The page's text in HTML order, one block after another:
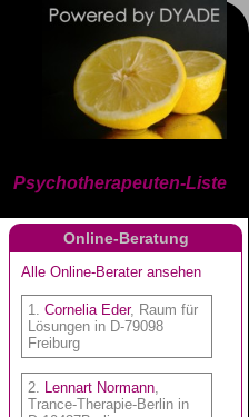
Psychotherapeuten-Liste
Online-Beratung